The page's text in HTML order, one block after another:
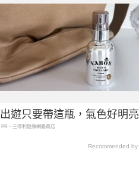
出遊只要帶這瓶，氣色好明亮
PR・三得利健康網路商店
Recommended by